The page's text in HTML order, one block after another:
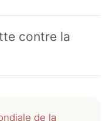
contre la
de la